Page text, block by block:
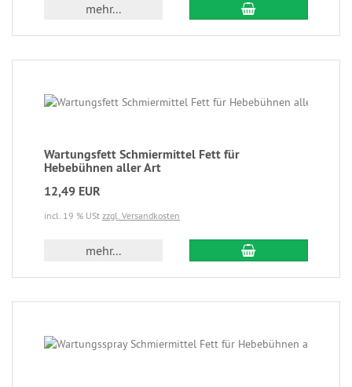
mehr...
Wartungsfett Schmiermittel Fett für
Hebebühnen aller Art
12,49 EUR
incl. 19 % USt zzgl. Versandkosten
mehr...